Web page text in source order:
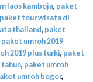
laos kamboja, paket
paket tour wisata di
thailand, paket
paket umroh 2019
2019 plus turki, paket
, paket umroh
umroh bogor,